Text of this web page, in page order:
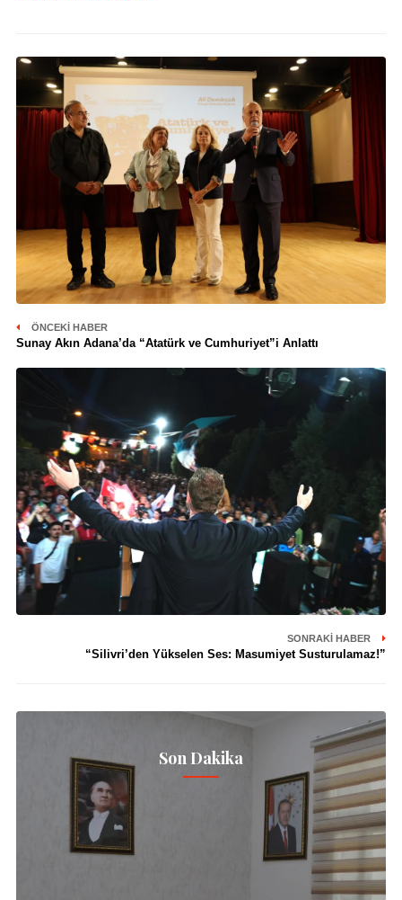
ÖNCEKI HABER
Sunay Akın Adana’da “Atatürk ve Cumhuriyet”i Anlattı
SONRAKI HABER
“Silivri’den Yükselen Ses: Masumiyet Susturulamaz!”
Son Dakika